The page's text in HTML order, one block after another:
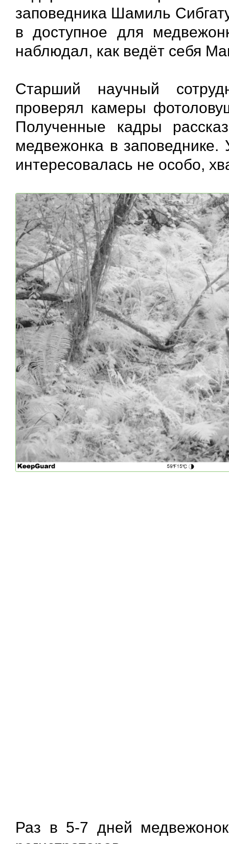
заповедника Шамиль
в доступное для
наблюдал, как ведёт себя
Старший научный
проверял камеры
Полученные кадры
медвежонка в
интересовалась не особо,
Раз в 5-7 дней